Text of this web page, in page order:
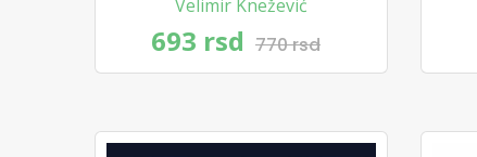
Velimir Knežević
693 rsd 770 rsd